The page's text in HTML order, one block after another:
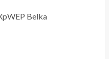
Belka